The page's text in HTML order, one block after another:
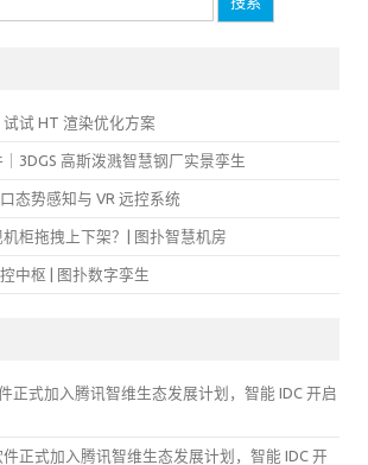
试 HT 渲染优化方案
3DGS 高斯泼溅智慧钢厂实景孪生
态势感知与 VR 远控系统
柜拖拽上下架？| 图扑智慧机房
中枢 | 图扑数字孪生
正式加入腾讯智维生态发展计划，智能 IDC 开启
件正式加入腾讯智维生态发展计划，智能 IDC 开